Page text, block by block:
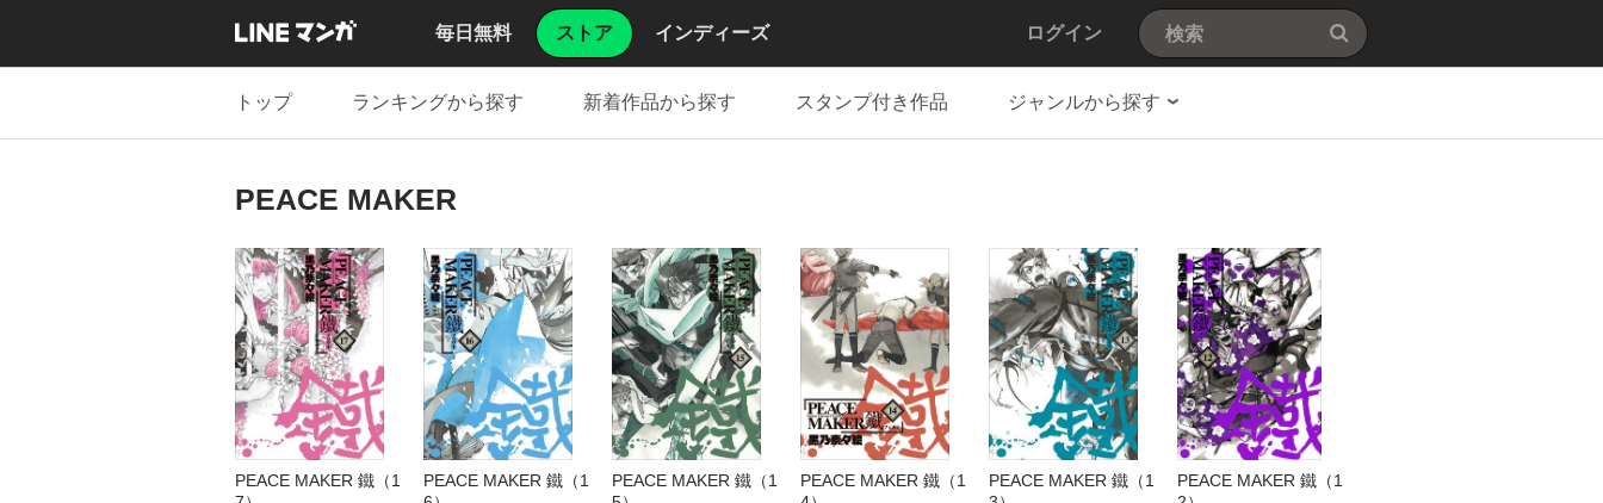
毎日無料 ストア インディーズ ログイン
トップ ランキングから探す 新着作品から探す スタンプ付き作品 ジャンルから探す
PEACE MAKER
PEACE MAKER 鐵（1
PEACE MAKER 鐵（1
PEACE MAKER 鐵（1
PEACE MAKER 鐵（1
PEACE MAKER 鐵（1
PEACE MAKER 鐵（1